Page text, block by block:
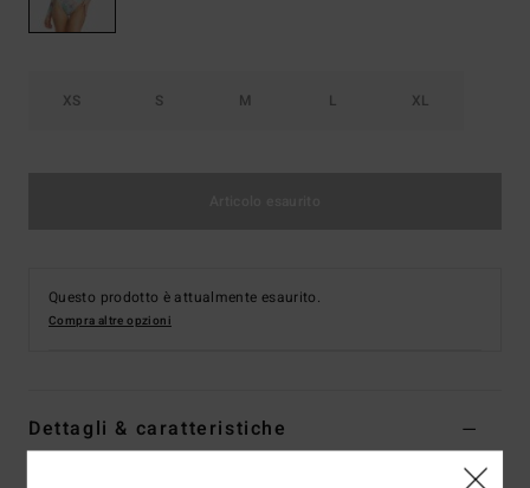
XS S M L XL
Questo prodotto è attualmente esaurito.
Compra altre opzioni
Dettagli & caratteristiche